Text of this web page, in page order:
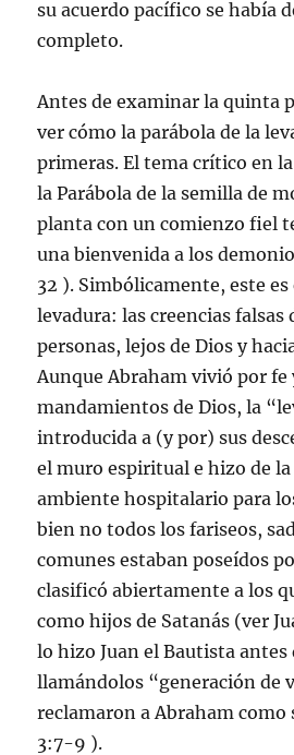
su acuerdo pacífico se había
completo.
Antes de examinar la quinta
ver cómo la parábola de la
primeras. El tema crítico en
la Parábola de la semilla de
planta con un comienzo fiel
una bienvenida a los
32 ). Simbólicamente, este es
levadura: las creencias falsas
personas, lejos de Dios y
Aunque Abraham vivió por fe
mandamientos de Dios, la
introducida a (y por) sus
el muro espiritual e hizo de
ambiente hospitalario para
bien no todos los fariseos,
comunes estaban poseídos
clasificó abiertamente a los
como hijos de Satanás (ver
lo hizo Juan el Bautista antes
llamándolos “generación de
reclamaron a Abraham como
3:7-9 ).